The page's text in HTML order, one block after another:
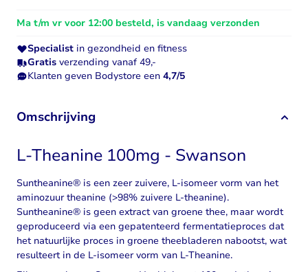
Ma t/m vr voor 12:00 besteld, is vandaag verzonden
Specialist in gezondheid en fitness
Gratis verzending vanaf 49,-
Klanten geven Bodystore een 4,7/5
Omschrijving
L-Theanine 100mg - Swanson
Suntheanine® is een zeer zuivere, L-isomeer vorm van het
aminozuur theanine (>98% zuivere L-theanine).
Suntheanine® is geen extract van groene thee, maar wordt
geproduceerd via een gepatenteerd fermentatieproces dat
het natuurlijke proces in groene theebladeren nabootst, wat
resulteert in de L-isomeer vorm van L-Theanine.